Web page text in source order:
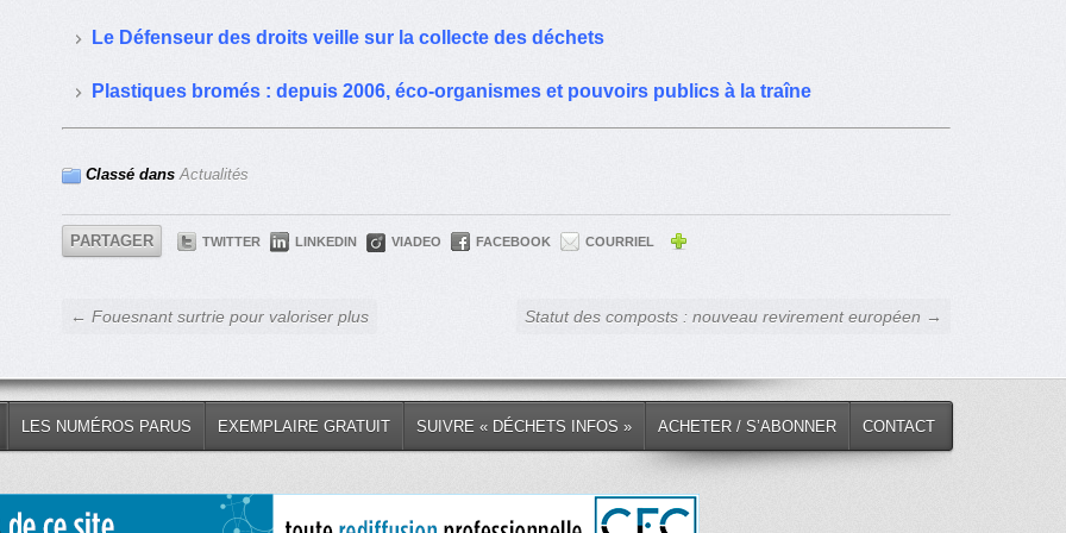
Le Défenseur des droits veille sur la collecte des déchets
Plastiques bromés : depuis 2006, éco-organismes et pouvoirs publics à la traîne
Classé dans Actualités
PARTAGER TWITTER LINKEDIN VIADEO FACEBOOK COURRIEL
← Fouesnant surtrie pour valoriser plus Statut des composts : nouveau revirement européen →
LES NUMÉROS PARUS EXEMPLAIRE GRATUIT SUIVRE « DÉCHETS INFOS » ACHETER / S’ABONNER CONTACT